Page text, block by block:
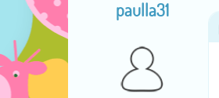
paulla31